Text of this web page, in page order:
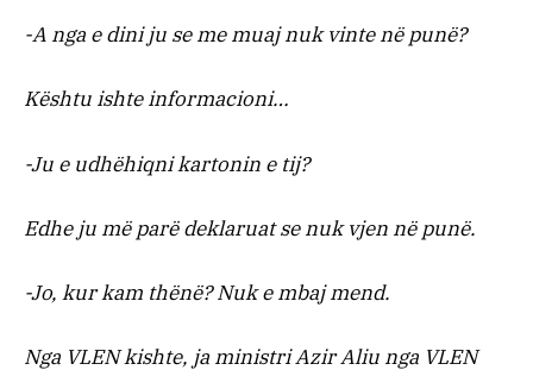
-A nga e dini ju se me muaj nuk vinte në punë?
Kështu ishte informacioni…
-Ju e udhëhiqni kartonin e tij?
Edhe ju më parë deklaruat se nuk vjen në punë.
-Jo, kur kam thënë? Nuk e mbaj mend.
Nga VLEN kishte, ja ministri Azir Aliu nga VLEN